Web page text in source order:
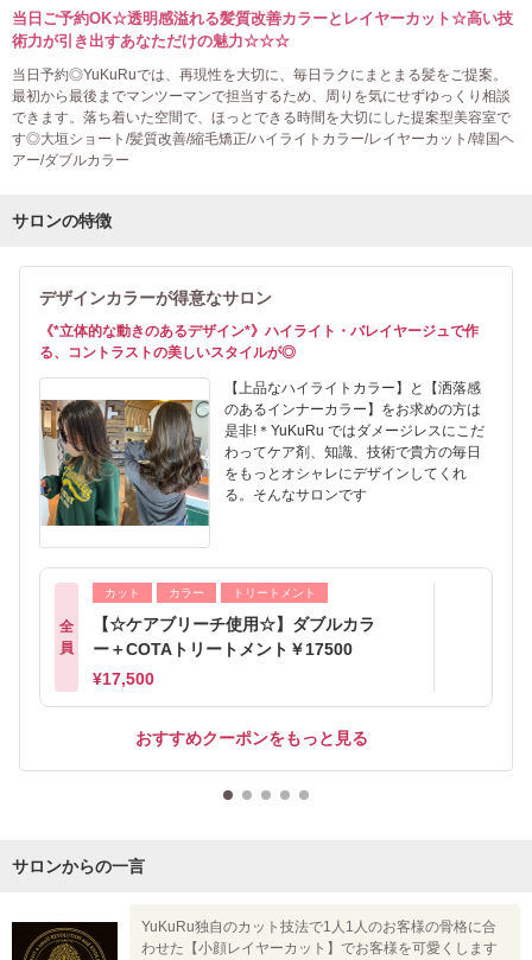
当日ご予約OK☆透明感溢れる髪質改善カラーとレイヤーカット☆高い技
術力が引き出すあなただけの魅力☆☆☆
当日予約◎YuKuRuでは、再現性を大切に、毎日ラクにまとまる髪をご提案。
最初から最後までマンツーマンで担当するため、周りを気にせずゆっくり相談
できます。落ち着いた空間で、ほっとできる時間を大切にした提案型美容室で
す◎大垣ショート/髪質改善/縮毛矯正/ハイライトカラー/レイヤーカット/韓国ヘ
アー/ダブルカラー
サロンの特徴
デザインカラーが得意なサロン
《*立体的な動きのあるデザイン*》ハイライト・バレイヤージュで作
る、コントラストの美しいスタイルが◎
【上品なハイライトカラー】と【洒落感
のあるインナーカラー】をお求めの方は
是非!＊YuKuRu ではダメージレスにこだ
わってケア剤、知識、技術で貴方の毎日
をもっとオシャレにデザインしてくれ
る。そんなサロンです
全
員
カット カラー トリートメント
【☆ケアブリーチ使用☆】ダブルカラ
ー＋COTAトリートメント￥17500
¥17,500
おすすめクーポンをもっと見る
サロンからの一言
YuKuRu独自のカット技法で1人1人のお客様の骨格に合
わせた【小顔レイヤーカット】でお客様を可愛くします